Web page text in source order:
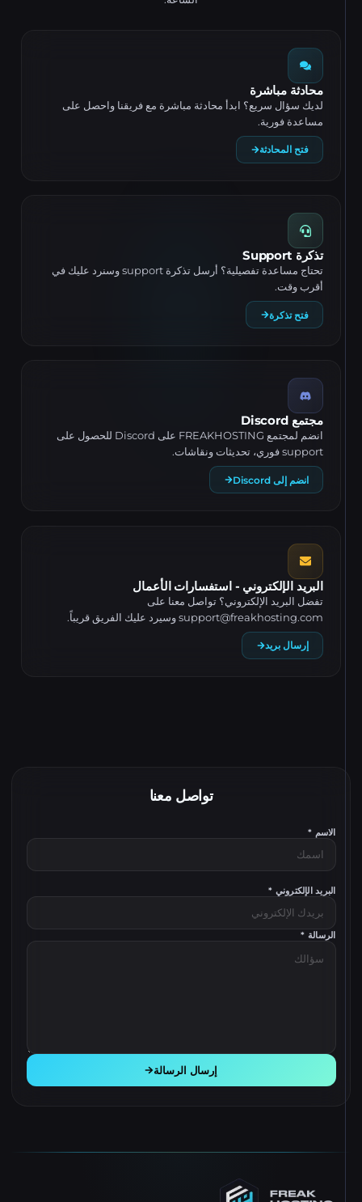
محادثة مباشرة
لديك سؤال سريع؟ ابدأ محادثة مباشرة مع فريقنا واحصل على
مساعدة فورية.
فتح المحادثة
تذكرة Support
تحتاج مساعدة تفصيلية؟ أرسل تذكرة support وسنرد عليك في
أقرب وقت.
فتح تذكرة
مجتمع Discord
انضم لمجتمع FREAKHOSTING على Discord للحصول على
support فوري، تحديثات ونقاشات.
انضم إلى Discord
البريد الإلكتروني - استفسارات الأعمال
تفضل البريد الإلكتروني؟ تواصل معنا على
support@freakhosting.comوسيرد عليك الفريق قريباً.
إرسال بريد
تواصل معنا
الاسم *
البريد الإلكتروني *
الرسالة *
إرسال الرسالة